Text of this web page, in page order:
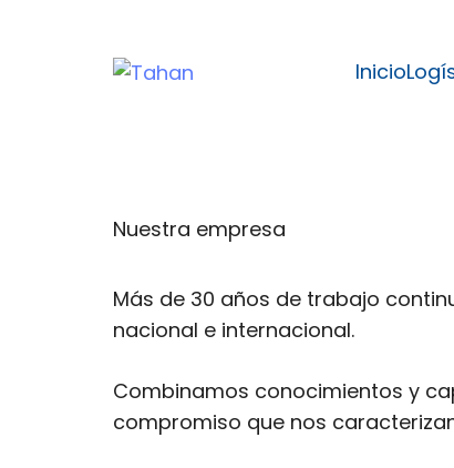
Inicio
Nuestra empresa
Más de 30 años de trabajo
nacional e internacional.
Combinamos conocimientos y
compromiso que nos